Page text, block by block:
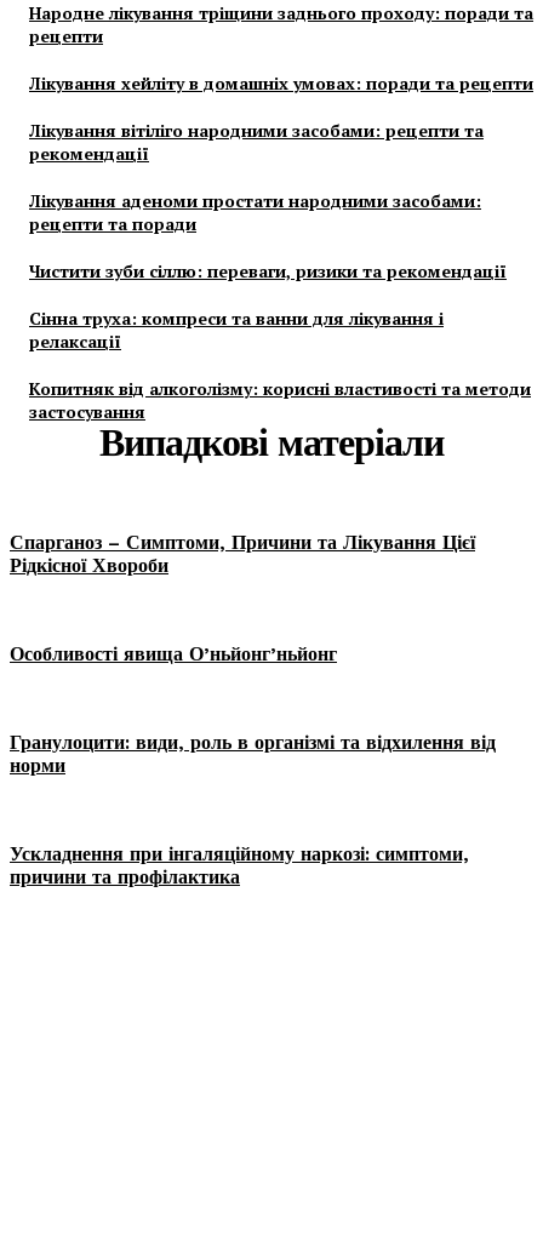
Народне лікування тріщини заднього проходу: поради та
рецепти
Лікування хейліту в домашніх умовах: поради та рецепти
Лікування вітіліго народними засобами: рецепти та
рекомендації
Лікування аденоми простати народними засобами:
рецепти та поради
Чистити зуби сіллю: переваги, ризики та рекомендації
Сінна труха: компреси та ванни для лікування і
релаксації
Копитняк від алкоголізму: корисні властивості та методи
застосування
Випадкові матеріали
Спарганоз – Симптоми, Причини та Лікування Цієї
Рідкісної Хвороби
Особливості явища О’ньйонг’ньйонг
Гранулоцити: види, роль в організмі та відхилення від
норми
Ускладнення при інгаляційному наркозі: симптоми,
причини та профілактика